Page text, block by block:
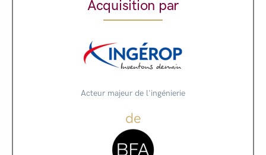
Acquisition par
Acteur majeur de l'ingénierie
de